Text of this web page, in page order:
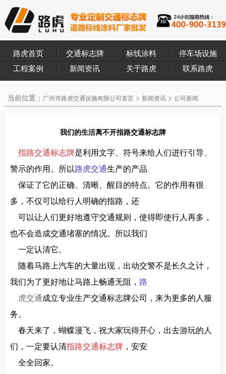
路虎首页 交通标志牌 标线涂料
停车场设施
工程案例
新闻资讯 关于路虎 联系路虎
当前位置： 广州市路虎交通设施有限公司首页 > 新闻资讯 > 公司新闻
我们的生活离不开指路交通标志牌
指路交通标志牌是利用文字、符号来给人们进行引导、
警示的作用。所以路虎交通生产的产品
保证了它的正确、清晰、醒目的特点。它的作用有很
多，不仅可以给行人明确的指路，还
可以让人们更好地遵守交通规则，使得即使行人再多，
也不会造成交通堵塞的情况。所以我们
一定认清它。
随着马路上汽车的大量出现，出动交警不是长久之计，
我们为了更好地让马路上畅通无阻， 路
虎交通成立专业生产交通标志牌公司，来为更多的人服
务。
春天来了，蝴蝶漫飞，祝大家玩得开心，出去游玩的人
们，一定要认清指路交通标志牌 ，安安
全全回家。